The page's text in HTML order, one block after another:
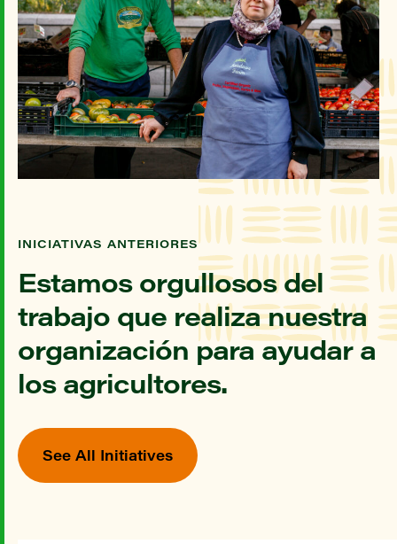
INICIATIVAS ANTERIORES
Estamos orgullosos del
trabajo que realiza nuestra
organización para ayudar a
los agricultores.
See All Initiatives